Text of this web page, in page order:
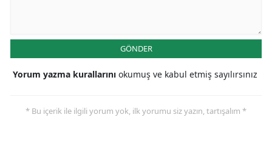
GÖNDER
Yorum yazma kurallarını okumuş ve kabul etmiş sayılırsınız
* Bu içerik ile ilgili yorum yok, ilk yorumu siz yazın, tartışalım *